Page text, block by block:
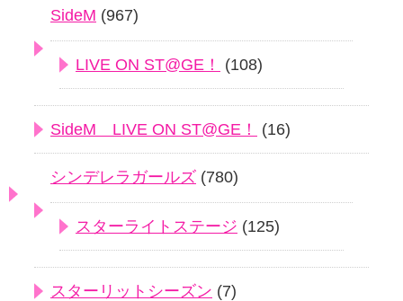
SideM (967)
LIVE ON ST@GE！ (108)
SideM LIVE ON ST@GE！ (16)
シンデレラガールズ (780)
スターライトステージ (125)
スターリットシーズン (7)